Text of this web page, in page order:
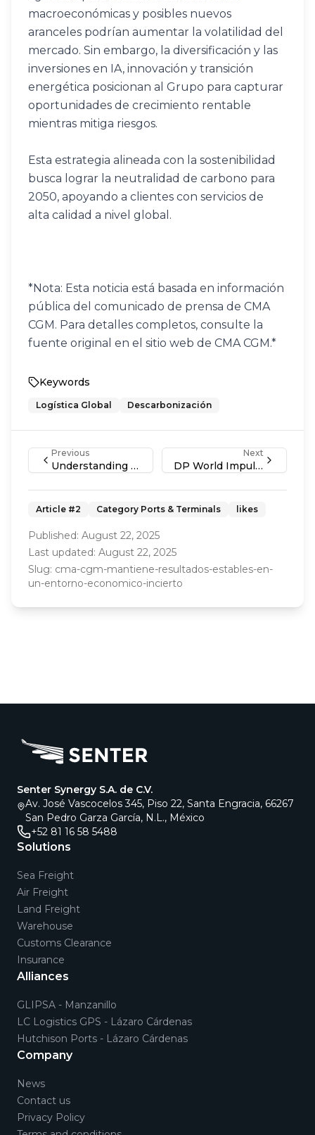
macroeconómicas y posibles nuevos
aranceles podrían aumentar la volatilidad del
mercado. Sin embargo, la diversificación y las
inversiones en IA, innovación y transición
energética posicionan al Grupo para capturar
oportunidades de crecimiento rentable
mientras mitiga riesgos.
Esta estrategia alineada con la sostenibilidad
busca lograr la neutralidad de carbono para
2050, apoyando a clientes con servicios de
alta calidad a nivel global.
*Nota: Esta noticia está basada en información
pública del comunicado de prensa de CMA
CGM. Para detalles completos, consulte la
fuente original en el sitio web de CMA CGM.*
Keywords
Logística Global Descarbonización
Previous
Understanding Uber Freight: A Comprehensive Guide to Revolutionizing Your Shipping Experience
Next
DP World Impulsa Logística Sostenible en México
Article #2 Category Ports & Terminals likes
Published: August 22, 2025
Last updated: August 22, 2025
Slug: cma-cgm-mantiene-resultados-estables-en-
un-entorno-economico-incierto
Senter Synergy S.A. de C.V.
Av. José Vascocelos 345, Piso 22, Santa Engracia, 66267
San Pedro Garza García, N.L., México
+52 81 16 58 5488
Solutions
Sea Freight
Air Freight
Land Freight
Warehouse
Customs Clearance
Insurance
Alliances
GLIPSA - Manzanillo
LC Logistics GPS - Lázaro Cárdenas
Hutchison Ports - Lázaro Cárdenas
Company
News
Contact us
Privacy Policy